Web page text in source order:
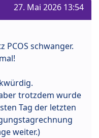
27. Mai 2026 13:54
PCOS schwanger.
trotzdem wurde
Tag der letzten
weiter.)